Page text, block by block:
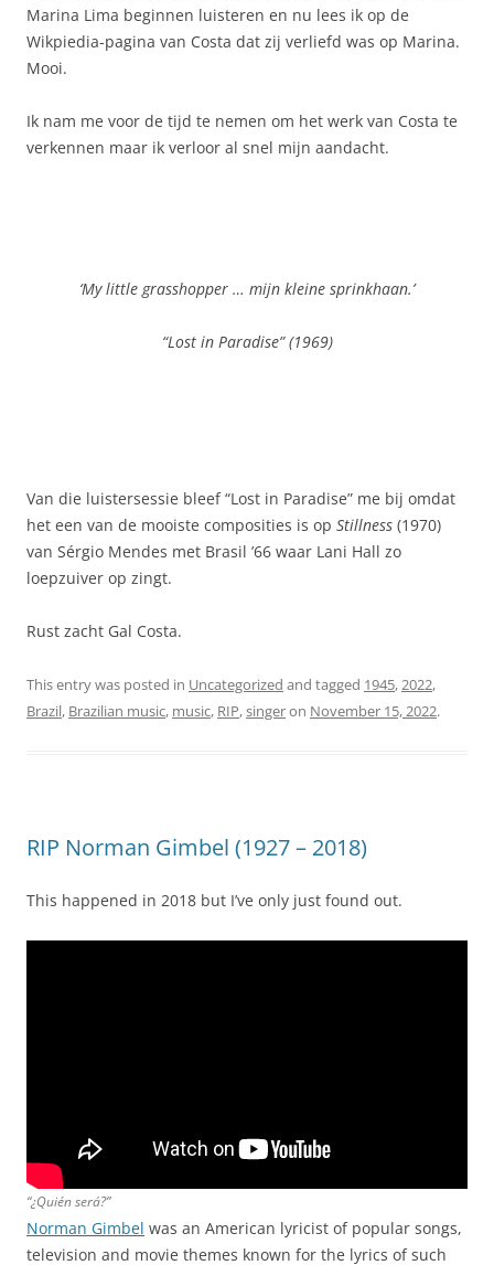
Marina Lima beginnen luisteren en nu lees ik op de
Wikpiedia-pagina van Costa dat zij verliefd was op Marina.
Mooi.
Ik nam me voor de tijd te nemen om het werk van Costa te
verkennen maar ik verloor al snel mijn aandacht.
‘My little grasshopper … mijn kleine sprinkhaan.’
“Lost in Paradise” (1969)
Van die luistersessie bleef “Lost in Paradise” me bij omdat
het een van de mooiste composities is op Stillness (1970)
van Sérgio Mendes met Brasil ’66 waar Lani Hall zo
loepzuiver op zingt.
Rust zacht Gal Costa.
This entry was posted in Uncategorized and tagged 1945,2022,
Brazil, Brazilian music, music, RIP,singeron November 15, 2022.
RIP Norman Gimbel (1927 – 2018)
This happened in 2018 but I’ve only just found out.
“¿Quién será?”
Norman Gimbel was an American lyricist of popular songs,
television and movie themes known for the lyrics of such